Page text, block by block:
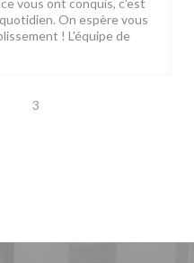
vous ont conquis, c'est
On espère vous
! L'équipe de
3